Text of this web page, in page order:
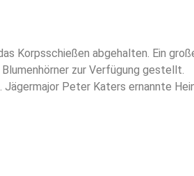
Korpsschießen abgehalten. Ein
zur Verfügung gestellt.
Peter Katers ernannte